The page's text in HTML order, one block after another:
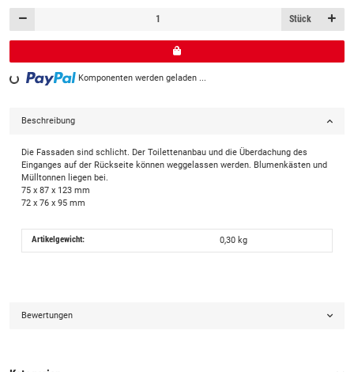
Stück
Loading... Komponenten werden geladen ...
Beschreibung
Die Fassaden sind schlicht. Der Toilettenanbau und die Überdachung des
Einganges auf der Rückseite können weggelassen werden. Blumenkästen und
Mülltonnen liegen bei.
75 x 87 x 123 mm
72 x 76 x 95 mm
Artikelgewicht: 0,30 kg
Bewertungen